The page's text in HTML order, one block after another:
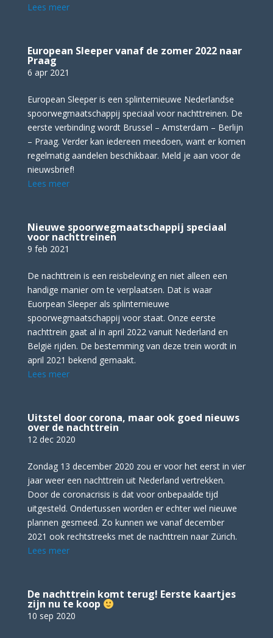
Lees meer
European Sleeper vanaf de zomer 2022 naar
Praag
6 apr 2021
European Sleeper is een splinternieuwe Nederlandse
spoorwegmaatschappij speciaal voor nachttreinen. De
eerste verbinding wordt Brussel – Amsterdam – Berlijn
– Praag. Verder kan iedereen meedoen, want er komen
regelmatig aandelen beschikbaar. Meld je aan voor de
nieuwsbrief!
Lees meer
Nieuwe spoorwegmaatschappij speciaal
voor nachttreinen
9 feb 2021
De nachttrein is een reisbeleving en niet alleen een
handige manier om te verplaatsen. Dat is waar
Euorpean Sleeper als splinternieuwe
spoorwegmaatschappij voor staat. Onze eerste
nachttrein gaat al in april 2022 vanuit Nederland en
België rijden. De bestemming van deze trein wordt in
april 2021 bekend gemaakt.
Lees meer
Uitstel door corona, maar ook goed nieuws
over de nachttrein
12 dec 2020
Zondag 13 december 2020 zou er voor het eerst in vier
jaar weer een nachttrein uit Nederland vertrekken.
Door de coronacrisis is dat voor onbepaalde tijd
uitgesteld. Ondertussen worden er echter wel nieuwe
plannen gesmeed. Zo kunnen we vanaf december
2021 ook rechtstreeks met de nachttrein naar Zürich.
Lees meer
De nachttrein komt terug! Eerste kaartjes
zijn nu te koop
10 sep 2020